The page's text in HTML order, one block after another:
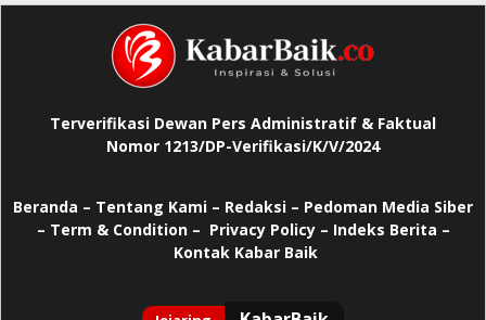
Terverifikasi Dewan Pers Administratif & Faktual
Nomor 1213/DP-Verifikasi/K/V/2024
Beranda – Tentang Kami – Redaksi – Pedoman Media Siber
– Term & Condition – Privacy Policy– Indeks Berita –
Kontak Kabar Baik